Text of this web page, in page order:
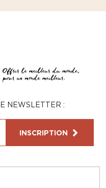
NEWSLETTER :
INSCRIPTION